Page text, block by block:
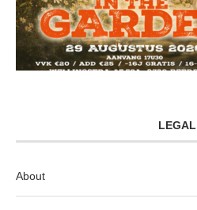
LEGAL
About